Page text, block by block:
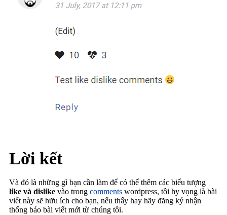
Lời kết
Và đó là những gì bạn cần làm để có thể thêm các biểu tượng
like và dislike vào trong comments wordpress, tôi hy vọng là bài
viết này sẽ hữu ích cho bạn, nếu thấy hay hãy đăng ký nhận
thống báo bài viết mới từ chúng tôi.